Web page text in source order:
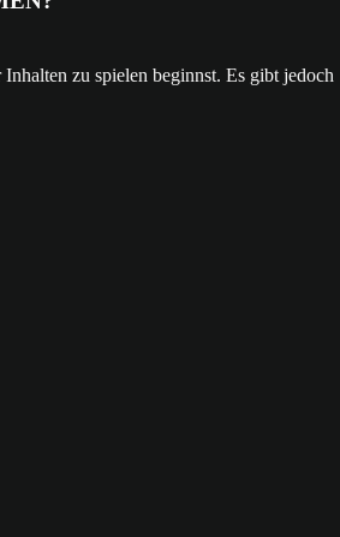
zu spielen beginnst. Es gibt jedoch